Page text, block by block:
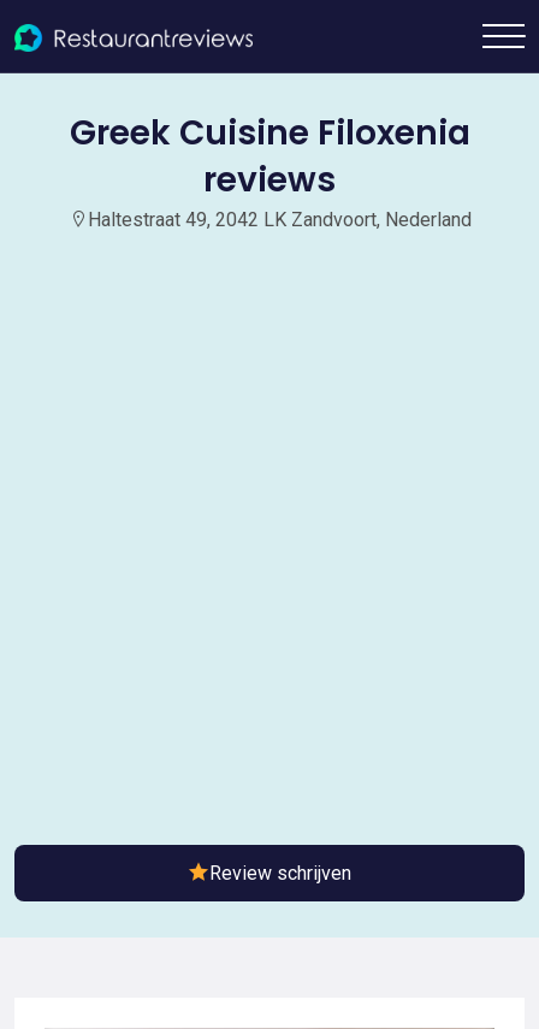
Greek Cuisine Filoxenia
reviews
Haltestraat 49, 2042 LK Zandvoort, Nederland
Review schrijven